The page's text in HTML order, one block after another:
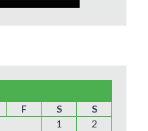
F S
S
1
2